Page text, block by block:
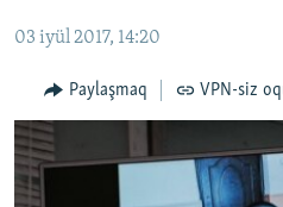
İNSAN AQLARI
VİDEO
SÜRET
BLOGLAR
03 iyül 2017, 14:20
Paylaşmaq VPN-siz